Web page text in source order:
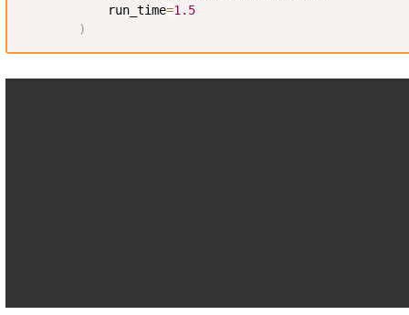
            run_time
=1.5
)